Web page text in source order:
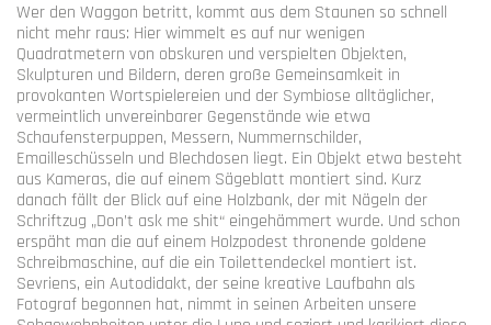
Wer den Waggon betritt, kommt aus dem Staunen so schnell
nicht mehr raus: Hier wimmelt es auf nur wenigen
Quadratmetern von obskuren und verspielten Objekten,
Skulpturen und Bildern, deren große Gemeinsamkeit in
provokanten Wortspielereien und der Symbiose alltäglicher,
vermeintlich unvereinbarer Gegenstände wie etwa
Schaufensterpuppen, Messern, Nummernschilder,
Emailleschüsseln und Blechdosen liegt. Ein Objekt etwa besteht
aus Kameras, die auf einem Sägeblatt montiert sind. Kurz
danach fällt der Blick auf eine Holzbank, der mit Nägeln der
Schriftzug „Don’t ask me shit“ eingehämmert wurde. Und schon
erspäht man die auf einem Holzpodest thronende goldene
Schreibmaschine, auf die ein Toilettendeckel montiert ist.
Sevriens, ein Autodidakt, der seine kreative Laufbahn als
Fotograf begonnen hat, nimmt in seinen Arbeiten unsere